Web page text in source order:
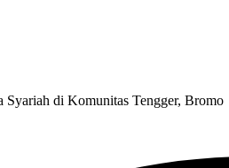
Syariah di Komunitas Tengger, Bromo